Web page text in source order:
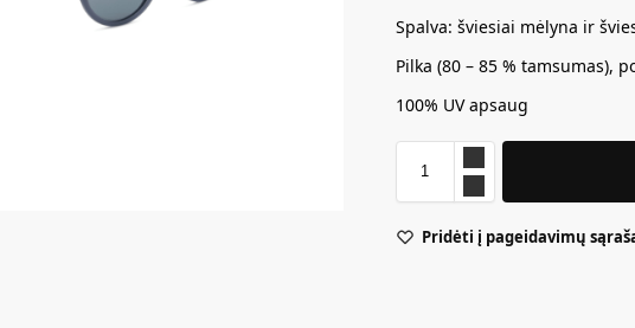
Spalva: šviesiai mėlyna ir
Pilka (80 – 85 % tamsumas),
100% UV apsaug
Pridėti į pageidavimų